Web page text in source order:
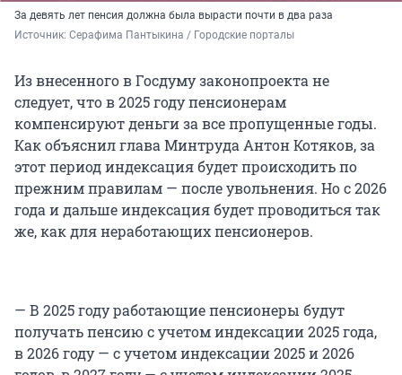
За девять лет пенсия должна была вырасти почти в два раза
Источник: Серафима Пантыкина / Городские порталы
Из внесенного в Госдуму законопроекта не
следует, что в 2025 году пенсионерам
компенсируют деньги за все пропущенные годы.
Как объяснил глава Минтруда Антон Котяков, за
этот период индексация будет происходить по
прежним правилам — после увольнения. Но с 2026
года и дальше индексация будет проводиться так
же, как для неработающих пенсионеров.
— В 2025 году работающие пенсионеры будут
получать пенсию с учетом индексации 2025 года,
в 2026 году — с учетом индексации 2025 и 2026